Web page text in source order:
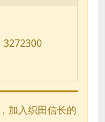
3272300
加入织田信长的